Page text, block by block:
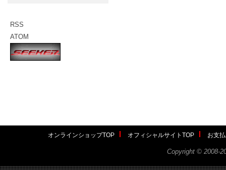
RSS
ATOM
オンラインショップTOP オフィシャルサイトTOP お支
Copyright © 2008-